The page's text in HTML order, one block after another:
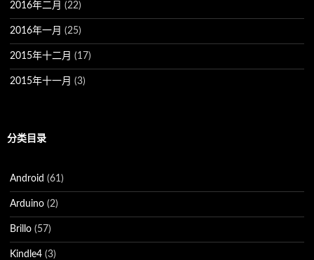
2016年二月 (22)
2016年一月 (25)
2015年十二月 (17)
2015年十一月 (3)
分类目录
Android (61)
Arduino (2)
Brillo (57)
Kindle4 (3)